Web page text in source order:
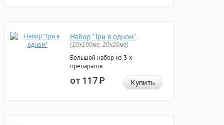
Набор "Три в одном"
(10x100мг, 20x20мг)
Большой набор из 3-х
препаратов.
от 117Р Купить